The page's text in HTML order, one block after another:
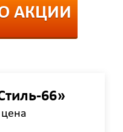
АКЦИИ
66»